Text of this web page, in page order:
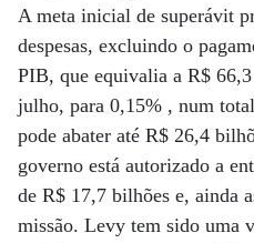
A meta inicial de superávit
despesas, excluindo o
PIB, que equivalia a R$
julho, para 0,15% , num
pode abater até R$ 26,4
governo está autorizado a
de R$ 17,7 bilhões e, ainda
missão. Levy tem sido uma